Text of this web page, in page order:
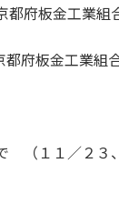
府板金工業組
府板金工業組
（１１／２３